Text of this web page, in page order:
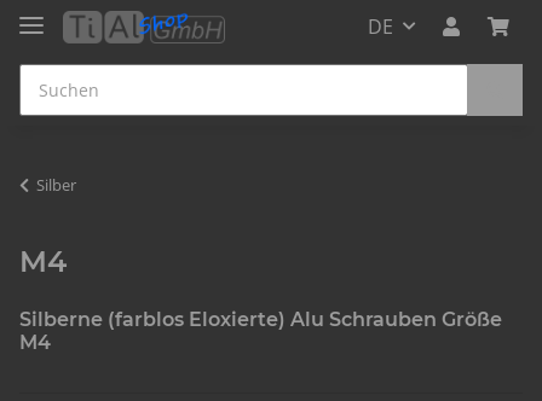
DE
Silber
M4
Silberne (farblos Eloxierte) Alu Schrauben Größe
M4